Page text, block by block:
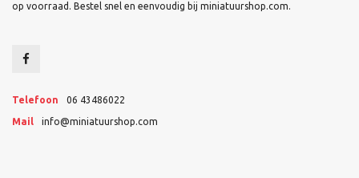
op voorraad. Bestel snel en eenvoudig bij miniatuurshop.com.
Telefoon 06 43486022
Mail info@miniatuurshop.com